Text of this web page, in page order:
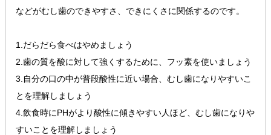
などがむし歯のできやすさ、できにくさに関係するのです。
1.だらだら食べはやめましょう
2.歯の質を酸に対して強くするために、フッ素を使いましょう
3.自分の口の中が普段酸性に近い場合、むし歯になりやすいこ
とを理解しましょう
4.飲食時にPHがより酸性に傾きやすい人ほど、むし歯になりや
すいことを理解しましょう